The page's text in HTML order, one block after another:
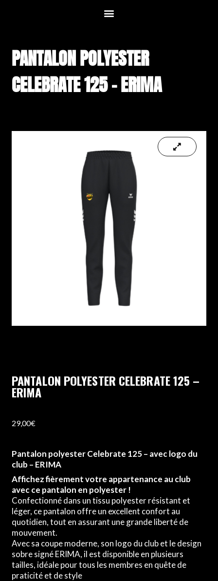
PANTALON POLYESTER
CELEBRATE 125 – ERIMA
PANTALON POLYESTER CELEBRATE 125 –
ERIMA
29,00€
Pantalon polyester Celebrate 125 – avec logo du
club – ERIMA
Affichez fièrement votre appartenance au club
avec ce pantalon en polyester !
Confectionné dans un tissu polyester résistant et
léger, ce pantalon offre un excellent confort au
quotidien, tout en assurant une grande liberté de
mouvement.
Avec sa coupe moderne, son logo du club et le design
sobre signé ERIMA, il est disponible en plusieurs
tailles, idéale pour tous les membres en quête de
praticité et de style